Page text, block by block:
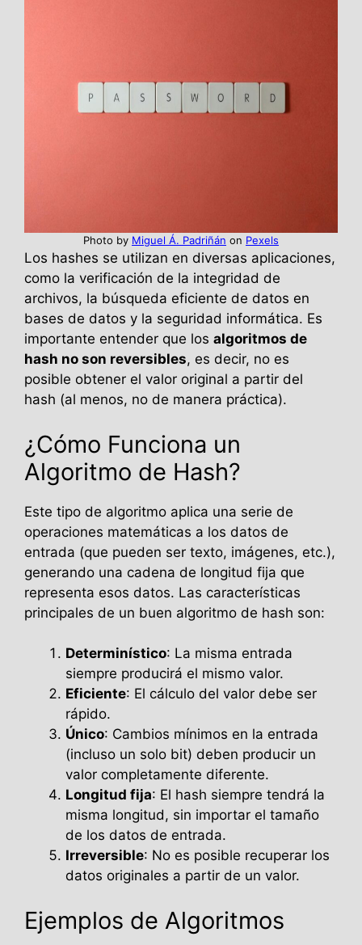
Photo by Miguel Á. Padriñán on Pexels
Los hashes se utilizan en diversas aplicaciones,
como la verificación de la integridad de
archivos, la búsqueda eficiente de datos en
bases de datos y la seguridad informática. Es
importante entender que los algoritmos de
hash no son reversibles, es decir, no es
posible obtener el valor original a partir del
hash (al menos, no de manera práctica).
¿Cómo Funciona un
Algoritmo de Hash?
Este tipo de algoritmo aplica una serie de
operaciones matemáticas a los datos de
entrada (que pueden ser texto, imágenes, etc.),
generando una cadena de longitud fija que
representa esos datos. Las características
principales de un buen algoritmo de hash son:
Determinístico: La misma entrada
siempre producirá el mismo valor.
Eficiente: El cálculo del valor debe ser
rápido.
Único: Cambios mínimos en la entrada
(incluso un solo bit) deben producir un
valor completamente diferente.
Longitud fija: El hash siempre tendrá la
misma longitud, sin importar el tamaño
de los datos de entrada.
Irreversible: No es posible recuperar los
datos originales a partir de un valor.
Ejemplos de Algoritmos